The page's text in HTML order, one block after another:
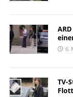
6.
TV-